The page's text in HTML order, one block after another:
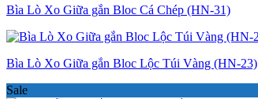
750.000₫.là:
Bìa Lò Xo Giữa gắn Bloc Cá Chép (HN-31)
Bìa Lò Xo Giữa gắn Bloc Lộc Túi Vàng (HN-23)
Sale